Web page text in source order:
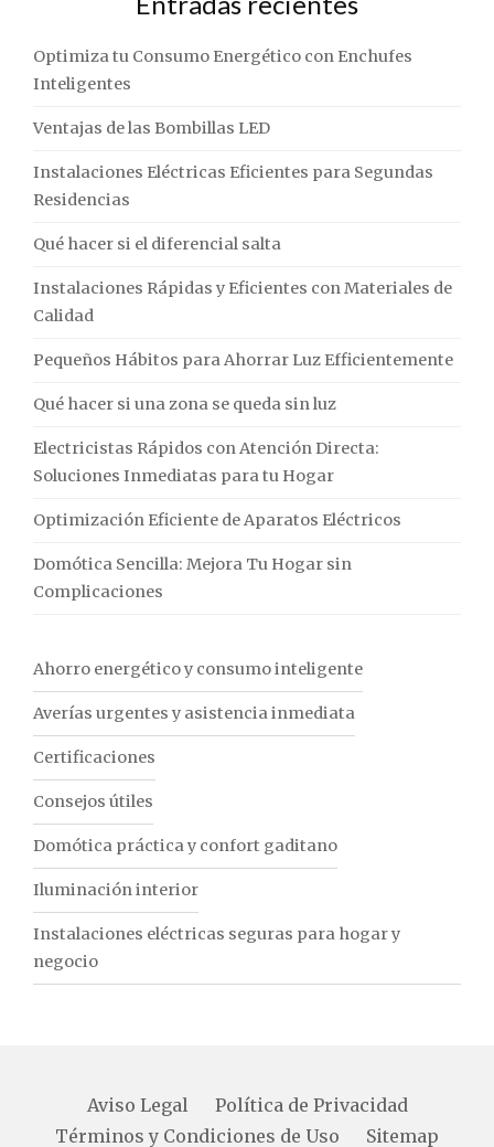
Optimiza tu Consumo Energético con Enchufes
Inteligentes
Ventajas de las Bombillas LED
Instalaciones Eléctricas Eficientes para Segundas
Residencias
Qué hacer si el diferencial salta
Instalaciones Rápidas y Eficientes con Materiales de
Calidad
Pequeños Hábitos para Ahorrar Luz Efficientemente
Qué hacer si una zona se queda sin luz
Electricistas Rápidos con Atención Directa:
Soluciones Inmediatas para tu Hogar
Optimización Eficiente de Aparatos Eléctricos
Domótica Sencilla: Mejora Tu Hogar sin
Complicaciones
Ahorro energético y consumo inteligente
Averías urgentes y asistencia inmediata
Certificaciones
Consejos útiles
Domótica práctica y confort gaditano
Iluminación interior
Instalaciones eléctricas seguras para hogar y
negocio
Aviso Legal
Política de Privacidad
Términos y Condiciones de Uso
Sitemap